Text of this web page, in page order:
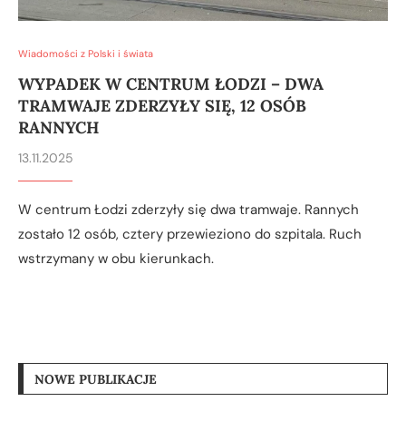
Wiadomości z Polski i świata
WYPADEK W CENTRUM ŁODZI – DWA
TRAMWAJE ZDERZYŁY SIĘ, 12 OSÓB
RANNYCH
13.11.2025
W centrum Łodzi zderzyły się dwa tramwaje. Rannych
zostało 12 osób, cztery przewieziono do szpitala. Ruch
wstrzymany w obu kierunkach.
NOWE PUBLIKACJE